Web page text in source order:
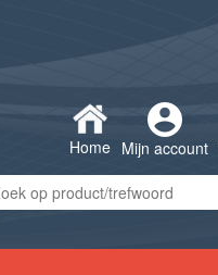
Home Mijn account